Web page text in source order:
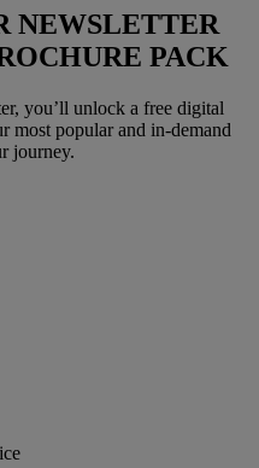
NEWSLETTER
PACK
you’ll unlock a free digital
most popular and in-demand
journey.